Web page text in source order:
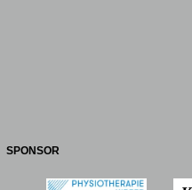
SPONSOR